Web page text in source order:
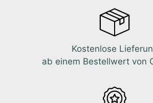
Kostenlose
ab einem Bestellwert von